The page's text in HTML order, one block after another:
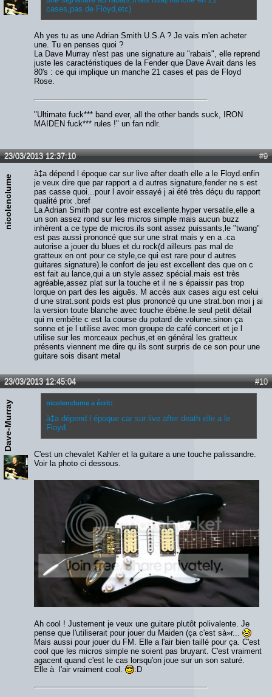
cases,pas de Floyd,etc)
Ah yes tu as une Adrian Smith U.S.A ? Je vais m'en acheter
une. Tu en penses quoi ?
La Dave Murray n'est pas une signature au "rabais", elle reprend
juste les caractéristiques de la Fender que Dave Avait dans les
80's : ce qui implique un manche 21 cases et pas de Floyd
Rose.
"Ultimate fuck*** band ever, all the other bands suck, IRON
MAIDEN fuck*** rules !" un fan ndlr.
#9
23/03/2013 12:37:10
nicolenclume
à‡a dépend l époque car sur live after death elle a le Floyd.enfin
je veux dire que par rapport a d autres signature,fender ne s est
pas casse quoi...pour l avoir essayé j ai été très déçu du rapport
qualité prix .bref
La Adrian Smith par contre est excellente.hyper versatile,elle a
un son assez rond sur les micros simple mais aucun buzz
inhérent a ce type de micros.ils sont assez puissants,le "twang"
est pas aussi prononcé que sur une strat mais y en a .ca
autorise a jouer du blues et du rock(d ailleurs pas mal de
gratteux en ont pour ce style,ce qui est rare pour d autres
guitares signature).le confort de jeu est excellent des que on c
est fait au lance,qui a un style assez spécial.mais est très
agréable,assez plat sur la touche et il ne s épaissir pas trop
lorque on part des les aiguës. M accès aux cases aigu est celui
d une strat.sont poids est plus prononcé qu une strat.bon moi j ai
la version toute blanche avec touche ébène.le seul petit détail
qui m embête c est la course du potard de volume.sinon ça
sonne et je l utilise avec mon groupe de café concert et je l
utilise sur les morceaux pechus,et en général les gratteux
présents viennent me dire qu ils sont surpris de ce son pour une
guitare sois disant metal
#10
23/03/2013 12:45:04
Dave-Murray nicolenclume a écrit:
à‡a dépend l époque car sur live after death elle a le
Floyd.
C'est un chevalet Kahler et la guitare a une touche palissandre.
Voir la photo ci dessous.
Ah cool ! Justement je veux une guitare plutôt polivalente. Je
pense que l'utiliserait pour jouer du Maiden (ça c'est sà»r...
Mais aussi pour jouer du FM. Elle a l'air bien taillé pour ça. C'est
cool que les micros simple ne soient pas bruyant. C'est vraiment
agacent quand c'est le cas lorsqu'on joue sur un son saturé.
Elle à l'air vraiment cool.
:D